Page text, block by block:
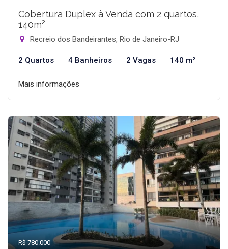
Cobertura Duplex à Venda com 2 quartos,
140m²
Recreio dos Bandeirantes, Rio de Janeiro-RJ
2 Quartos 4 Banheiros 2 Vagas 140 m²
Mais informações
R$ 780.000